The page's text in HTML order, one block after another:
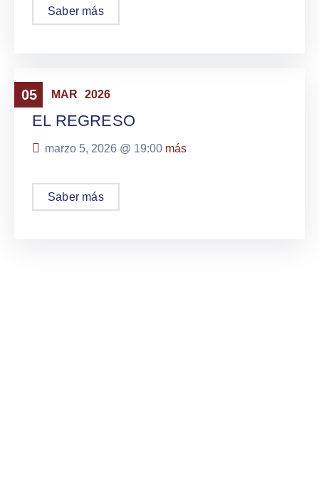
Saber más
05 MAR 2026
eventos
EL REGRESO
marzo 5, 2026 @ 19:00 más
Saber más